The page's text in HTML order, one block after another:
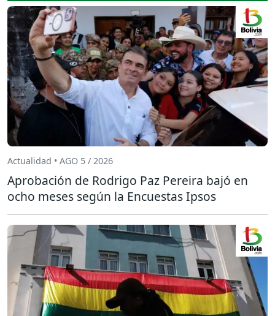
Actualidad • AGO 5 / 2026
Aprobación de Rodrigo Paz Pereira bajó en
ocho meses según la Encuestas Ipsos